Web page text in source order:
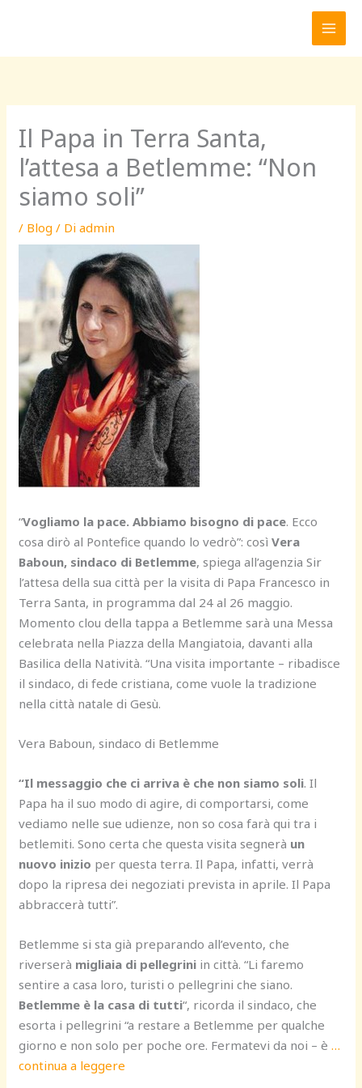
Il Papa in Terra Santa,
l’attesa a Betlemme: “Non
siamo soli”
/ Blog / Diadmin
“Vogliamo la pace. Abbiamo bisogno di pace. Ecco
cosa dirò al Pontefice quando lo vedrò”: così Vera
Baboun, sindaco di Betlemme, spiega all’agenzia Sir
l’attesa della sua città per la visita di Papa Francesco in
Terra Santa, in programma dal 24 al 26 maggio.
Momento clou della tappa a Betlemme sarà una Messa
celebrata nella Piazza della Mangiatoia, davanti alla
Basilica della Natività. “Una visita importante – ribadisce
il sindaco, di fede cristiana, come vuole la tradizione
nella città natale di Gesù.
Vera Baboun, sindaco di Betlemme
“Il messaggio che ci arriva è che non siamo soli. Il
Papa ha il suo modo di agire, di comportarsi, come
vediamo nelle sue udienze, non so cosa farà qui tra i
betlemiti. Sono certa che questa visita segnerà un
nuovo inizio per questa terra. Il Papa, infatti, verrà
dopo la ripresa dei negoziati prevista in aprile. Il Papa
abbraccerà tutti”.
Betlemme si sta già preparando all’evento, che
riverserà migliaia di pellegrini in città. “Li faremo
sentire a casa loro, turisti o pellegrini che siano.
Betlemme è la casa di tutti“, ricorda il sindaco, che
esorta i pellegrini “a restare a Betlemme per qualche
giorno e non solo per poche ore. Fermatevi da noi – è…
continua a leggere